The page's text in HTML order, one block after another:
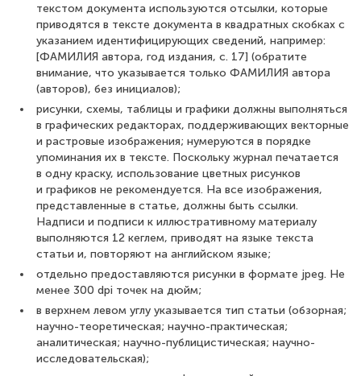
текстом документа используются отсылки, которые
приводятся в тексте документа в квадратных скобках с
указанием идентифицирующих сведений, например:
[ФАМИЛИЯ автора, год издания, с. 17] (обратите
внимание, что указывается только ФАМИЛИЯ автора
(авторов), без инициалов);
рисунки, схемы, таблицы и графики должны выполняться
в графических редакторах, поддерживающих векторные
и растровые изображения; нумеруются в порядке
упоминания их в тексте. Поскольку журнал печатается
в одну краску, использование цветных рисунков
и графиков не рекомендуется. На все изображения,
представленные в статье, должны быть ссылки.
Надписи и подписи к иллюстративному материалу
выполняются 12 кеглем, приводят на языке текста
статьи и, повторяют на английском языке;
отдельно предоставляются рисунки в формате jpeg. Не
менее 300 dpi точек на дюйм;
в верхнем левом углу указывается тип статьи (обзорная;
научно-теоретическая; научно-практическая;
аналитическая; научно-публицистическая; научно-
исследовательская);